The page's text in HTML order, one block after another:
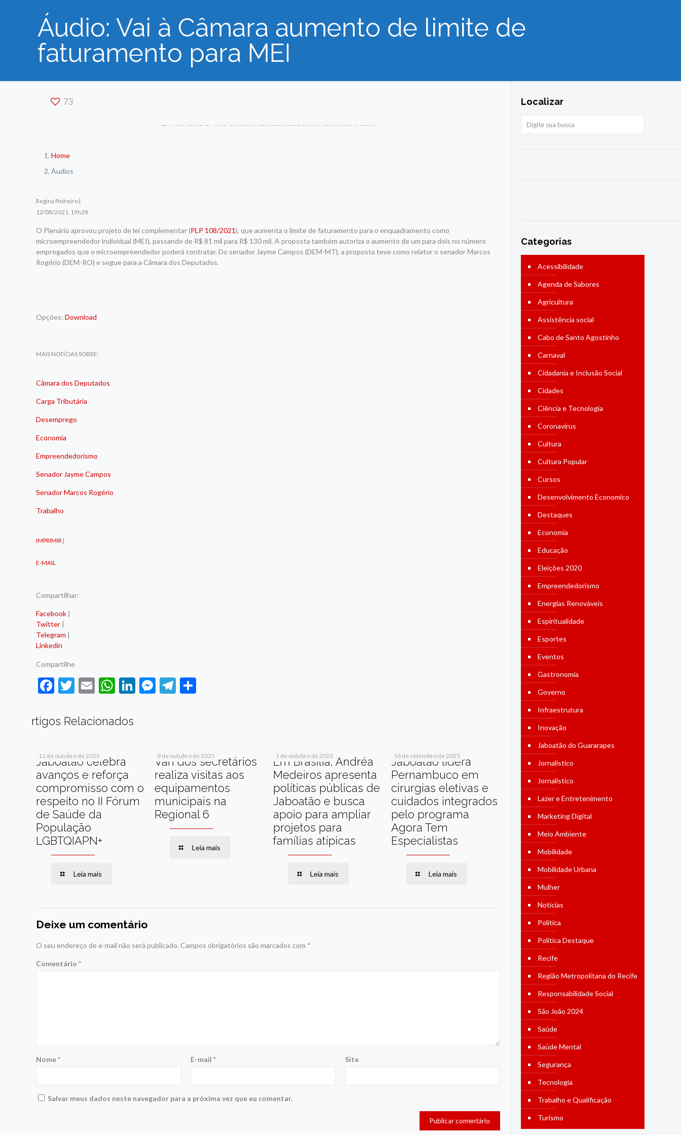
Áudio: Vai à Câmara aumento de limite de
faturamento para MEI
73
Home
Áudios
Regina Pinheiro |
12/08/2021, 19h28
O Plenário aprovou projeto de lei complementar (PLP 108/2021), que aumenta o limite de faturamento para o enquadramento como
microempreendedor individual (MEI), passando de R$ 81 mil para R$ 130 mil. A proposta também autoriza o aumento de um para dois no número
empregados que o microempreendedor poderá contratar. Do senador Jayme Campos (DEM-MT), a proposta teve como relator o senador Marcos
Rogério (DEM-RO) e segue para a Câmara dos Deputados.
Opções:Download
MAIS NOTÍCIAS SOBRE:
Câmara dos Deputados
Carga Tributária
Desemprego
Economia
Empreendedorismo
Senador Jayme Campos
Senador Marcos Rogério
Trabalho
IMPRIMIR |
E-MAIL
Compartilhar:
Facebook |
Twitter |
Telegram |
Linkedin
Compartilhe
Facebook
Twitter
EmailWhatsApp
LinkedIn
Messenger
Telegram
rtigos Relacionados
11 de outubro de 2025
Jaboatão celebra
avanços e reforça
compromisso com o
respeito no II Fórum
de Saúde da
População
LGBTQIAPN+
Leia mais
9 de outubro de 2025
Van dos secretários
realiza visitas aos
equipamentos
municipais na
Regional 6
Leia mais
1 de outubro de 2025
Em Brasília, Andréa
Medeiros apresenta
políticas públicas de
Jaboatão e busca
apoio para ampliar
projetos para
famílias atípicas
Leia mais
16 de setembro de 2025
Jaboatão lidera
Pernambuco em
cirurgias eletivas e
cuidados integrados
pelo programa
Agora Tem
Especialistas
Leia mais
Deixe um comentário
O seu endereço de e-mail não será publicado. Campos obrigatórios são marcados com *
Comentário*
Nome* E-mail* Site
Salvar meus dados neste navegador para a próxima vez que eu comentar.
Localizar
Categorias
Acessibilidade
Agenda de Sabores
Agricultura
Assistência social
Cabo de Santo Agostinho
Carnaval
Cidadania e Inclusão Social
Cidades
Ciência e Tecnologia
Coronavírus
Cultura
Cultura Popular
Cursos
Desenvolvimento Economico
Destaques
Economia
Educação
Eleições 2020
Empreendedorismo
Energias Renováveis
Espiritualidade
Esportes
Eventos
Gastronomia
Governo
Infraestrutura
Inovação
Jaboatão do Guararapes
Jornalístico
Jornalístico
Lazer e Entretenimento
Marketing Digital
Meio Ambiente
Mobilidade
Mobilidade Urbana
Mulher
Notícias
Política
Política Destaque
Recife
Região Metropolitana do Recife
Responsabilidade Social
São João 2024
Saúde
Saúde Mental
Segurança
Tecnologia
Trabalho e Qualificação
Turismo